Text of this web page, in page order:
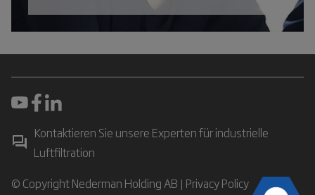
Kontaktieren Sie unsere Experten für industrielle
Luftfiltration
© Copyright Nederman Holding AB | Privacy Policy